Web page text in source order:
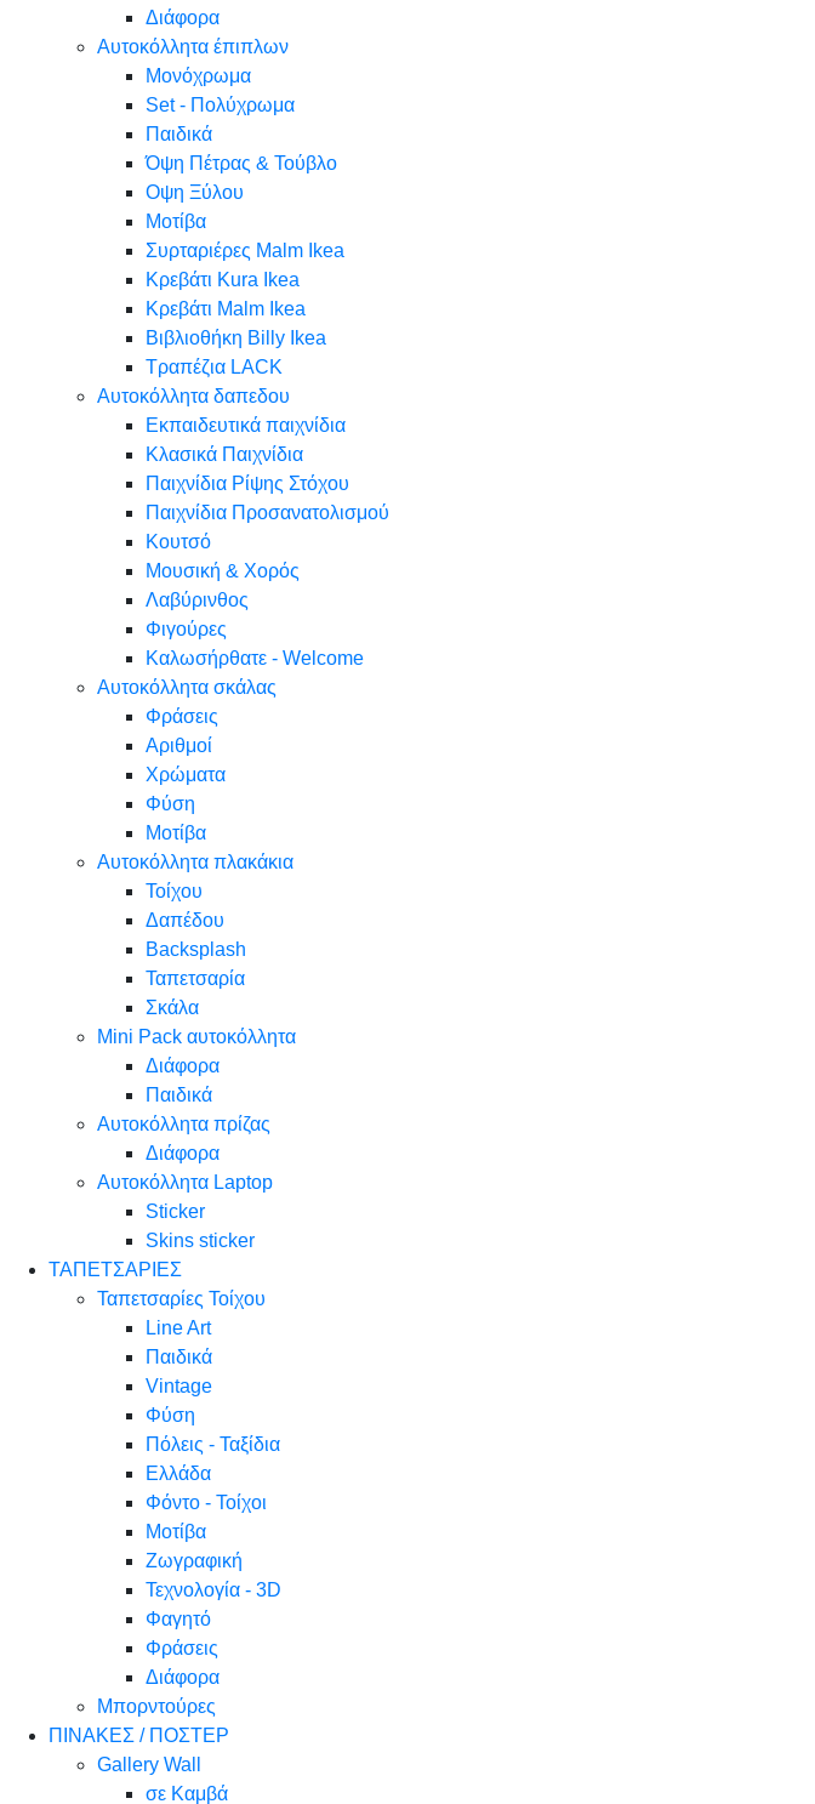
Διάφορα
Αυτοκόλλητα έπιπλων
Μονόχρωμα
Set - Πολύχρωμα
Παιδικά
Όψη Πέτρας & Τούβλο
Oψη Ξύλου
Μοτίβα
Συρταριέρες Malm Ikea
Κρεβάτι Kura Ikea
Κρεβάτι Malm Ikea
Βιβλιοθήκη Billy Ikea
Τραπέζια LACK
Αυτοκόλλητα δαπεδου
Εκπαιδευτικά παιχνίδια
Κλασικά Παιχνίδια
Παιχνίδια Ρίψης Στόχου
Παιχνίδια Προσανατολισμού
Κουτσό
Μουσική & Χορός
Λαβύρινθος
Φιγούρες
Καλωσήρθατε - Welcome
Αυτοκόλλητα σκάλας
Φράσεις
Αριθμοί
Χρώματα
Φύση
Μοτίβα
Αυτοκόλλητα πλακάκια
Τοίχου
Δαπέδου
Backsplash
Ταπετσαρία
Σκάλα
Mini Pack αυτοκόλλητα
Διάφορα
Παιδικά
Αυτοκόλλητα πρίζας
Διάφορα
Αυτοκόλλητα Laptop
Sticker
Skins sticker
ΤΑΠΕΤΣΑΡΙΕΣ
Ταπετσαρίες Τοίχου
Line Art
Παιδικά
Vintage
Φύση
Πόλεις - Ταξίδια
Ελλάδα
Φόντο - Τοίχοι
Μοτίβα
Ζωγραφική
Τεχνολογία - 3D
Φαγητό
Φράσεις
Διάφορα
Μπορντούρες
ΠΙΝΑΚΕΣ / ΠΟΣΤΕΡ
Gallery Wall
σε Καμβά